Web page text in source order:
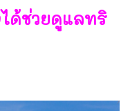
ด้ช่วยดูแลทริ